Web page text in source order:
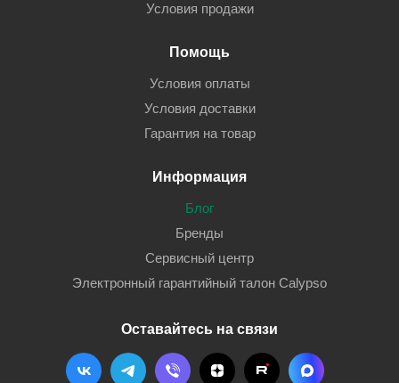
Условия продажи
Помощь
Условия оплаты
Условия доставки
Гарантия на товар
Информация
Блог
Бренды
Сервисный центр
Электронный гарантийный талон Calypso
Оставайтесь на связи